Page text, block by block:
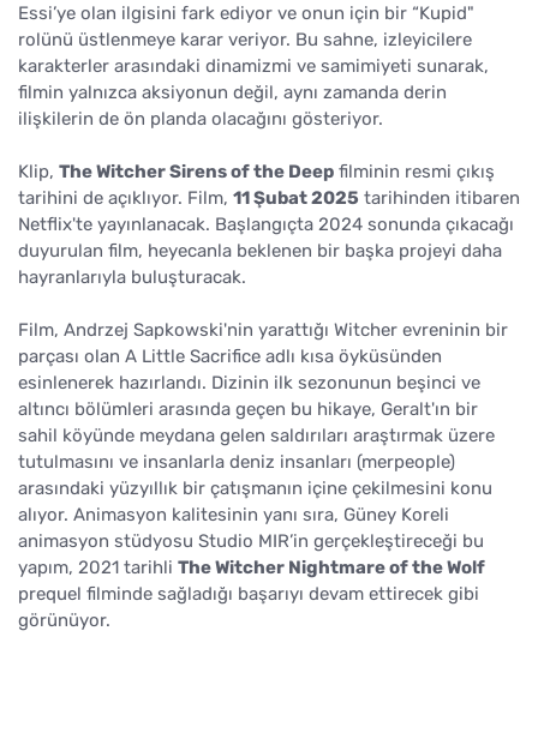
Essi’ye olan ilgisini fark ediyor ve onun için bir “Kupid"
rolünü üstlenmeye karar veriyor. Bu sahne, izleyicilere
karakterler arasındaki dinamizmi ve samimiyeti sunarak,
filmin yalnızca aksiyonun değil, aynı zamanda derin
ilişkilerin de ön planda olacağını gösteriyor.
Klip, The Witcher Sirens of the Deep filminin resmi çıkış
tarihini de açıklıyor. Film, 11 Şubat 2025 tarihinden itibaren
Netflix'te yayınlanacak. Başlangıçta 2024 sonunda çıkacağı
duyurulan film, heyecanla beklenen bir başka projeyi daha
hayranlarıyla buluşturacak.
Film, Andrzej Sapkowski'nin yarattığı Witcher evreninin bir
parçası olan A Little Sacrifice adlı kısa öyküsünden
esinlenerek hazırlandı. Dizinin ilk sezonunun beşinci ve
altıncı bölümleri arasında geçen bu hikaye, Geralt'ın bir
sahil köyünde meydana gelen saldırıları araştırmak üzere
tutulmasını ve insanlarla deniz insanları (merpeople)
arasındaki yüzyıllık bir çatışmanın içine çekilmesini konu
alıyor. Animasyon kalitesinin yanı sıra, Güney Koreli
animasyon stüdyosu Studio MIR’in gerçekleştireceği bu
yapım, 2021 tarihli The Witcher Nightmare of the Wolf
prequel filminde sağladığı başarıyı devam ettirecek gibi
görünüyor.